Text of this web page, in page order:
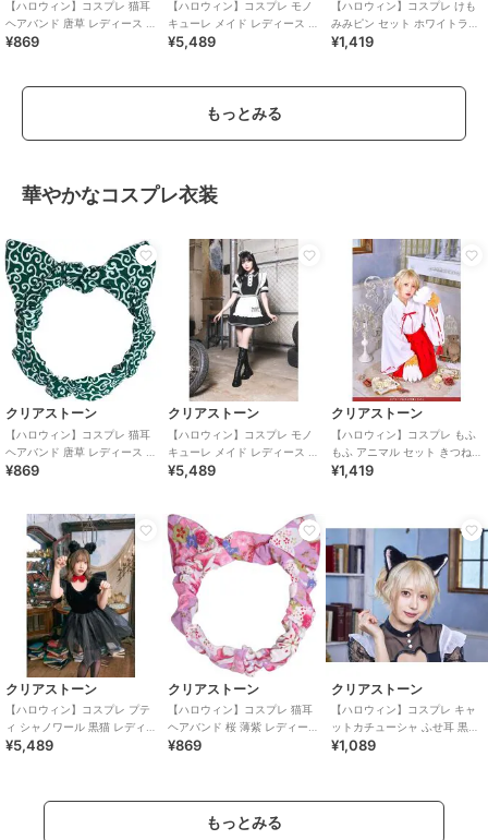
【ハロウィン】コスプレ 猫耳
ヘアバンド 唐草 レディース グ
リーン
¥869
【ハロウィン】コスプレ モノ
キューレ メイド レディース ブ
ラック
¥5,489
【ハロウィン】コスプレ けも
みみピン セット ホワイトラビ
ット ユニセックス ホワイト
¥1,419
もっとみる
華やかなコスプレ衣装
クリアストーン
【ハロウィン】コスプレ 猫耳
ヘアバンド 唐草 レディース グ
リーン
¥869
クリアストーン
【ハロウィン】コスプレ モノ
キューレ メイド レディース ブ
ラック
¥5,489
クリアストーン
【ハロウィン】コスプレ もふ
もふ アニマル セット きつねの
手 ユニセックス ブラウン
¥1,419
クリアストーン
【ハロウィン】コスプレ プテ
ィ シャノワール 黒猫 レディー
ス ブラック ハロウィン
¥5,489
クリアストーン
【ハロウィン】コスプレ 猫耳
ヘアバンド 桜 薄紫 レディース
パープル
¥869
クリアストーン
【ハロウィン】コスプレ キャ
ットカチューシャ ふせ耳 黒×
ピンク ユニセックス
¥1,089
もっとみる